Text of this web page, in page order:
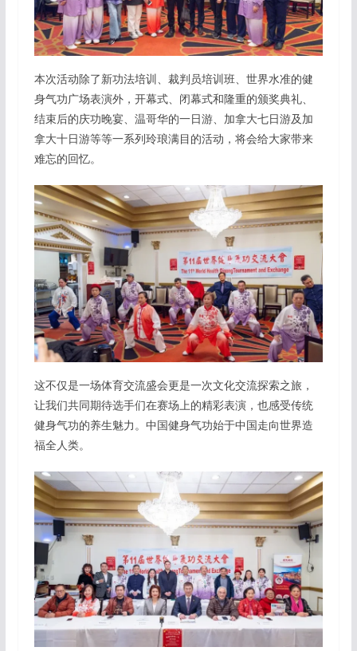
本次活动除了新功法培训、裁判员培训班、世界水准的健
身气功广场表演外，开幕式、闭幕式和隆重的颁奖典礼、
结束后的庆功晚宴、温哥华的一日游、加拿大七日游及加
拿大十日游等等一系列玲琅满目的活动，将会给大家带来
难忘的回忆。
这不仅是一场体育交流盛会更是一次文化交流探索之旅，
让我们共同期待选手们在赛场上的精彩表演，也感受传统
健身气功的养生魅力。中国健身气功始于中国走向世界造
福全人类。